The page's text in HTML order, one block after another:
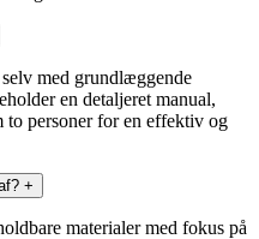
med grundlæggende
en detaljeret manual,
to personer for en effektiv og
+
materialer med fokus på